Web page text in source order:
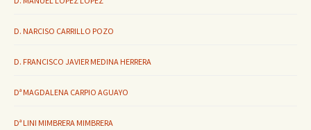
D. NARCISO CARRILLO POZO
D. FRANCISCO JAVIER MEDINA HERRERA
Dª MAGDALENA CARPIO AGUAYO
Dª LINI MIMBRERA MIMBRERA